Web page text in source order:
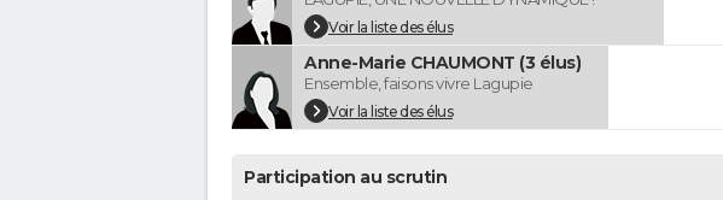
Voir la liste des élus
Anne-Marie CHAUMONT (3 élus)
Ensemble, faisons vivre Lagupie
Voir la liste des élus
Participation au scrutin